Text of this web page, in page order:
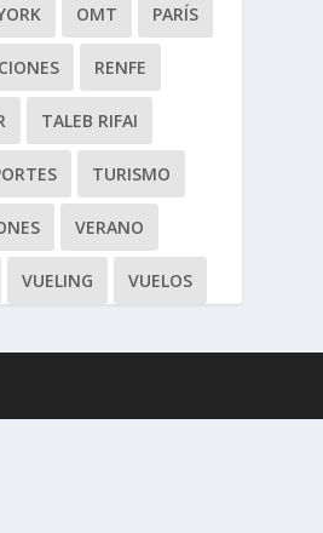
OMT PARÍS
RENFE
TALEB RIFAI
TURISMO
VERANO
VUELING VUELOS